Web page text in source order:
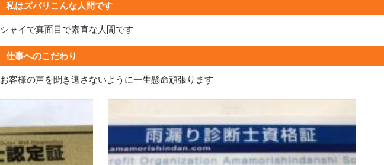
私はズバリこんな人間です
シャイで真面目で素直な人間です
仕事へのこだわり
お客様の声を聞き逃さないように一生懸命頑張ります